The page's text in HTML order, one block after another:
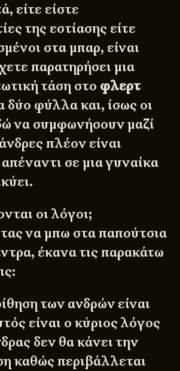
είτε είστε
της εστίασης είτε
στα μπαρ, είναι
παρατηρήσει μια
τάση στο φλερτ
δύο φύλλα και, ίσως οι
να συμφωνήσουν μαζί
πλέον είναι
απέναντι σε μια γυναίκα
οι λόγοι;
να μπω στα παπούτσια
έκανα τις παρακάτω
των ανδρών είναι
είναι ο κύριος λόγος
δεν θα κάνει την
καθώς περιβάλλεται